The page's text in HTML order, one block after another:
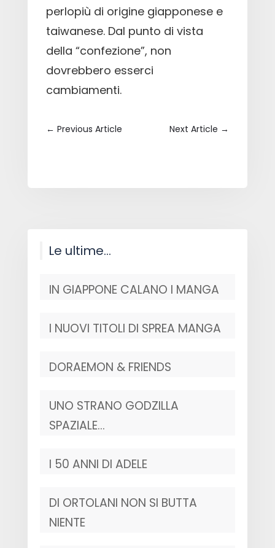
perlopiù di origine giapponese e
taiwanese. Dal punto di vista
della “confezione”, non
dovrebbero esserci
cambiamenti.
← Previous Article Next Article →
Le ultime…
IN GIAPPONE CALANO I MANGA
I NUOVI TITOLI DI SPREA MANGA
DORAEMON & FRIENDS
UNO STRANO GODZILLA
SPAZIALE…
I 50 ANNI DI ADELE
DI ORTOLANI NON SI BUTTA
NIENTE